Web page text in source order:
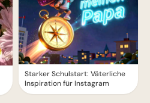
Starker Schulstart: Väterliche
Inspiration für Instagram